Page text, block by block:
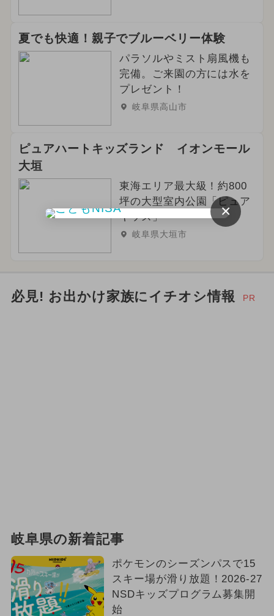
夏でも快適！親子でブルーベリー体験
パラソルやミスト扇風機も
完備。ご来園の方には水を
プレゼント！
岐阜県高山市
ピュアハートキッズランド イオンモール
大垣
東海エリア最大級！約800
坪の大型室内公園「ピュア
キッズ」
岐阜県大垣市
必見! お出かけ家族にイチオシ情報 PR
岐阜県の新着記事
ポケモンのシーズンパスで15
スキー場が滑り放題！2026-27
NSDキッズプログラム募集開
始
×